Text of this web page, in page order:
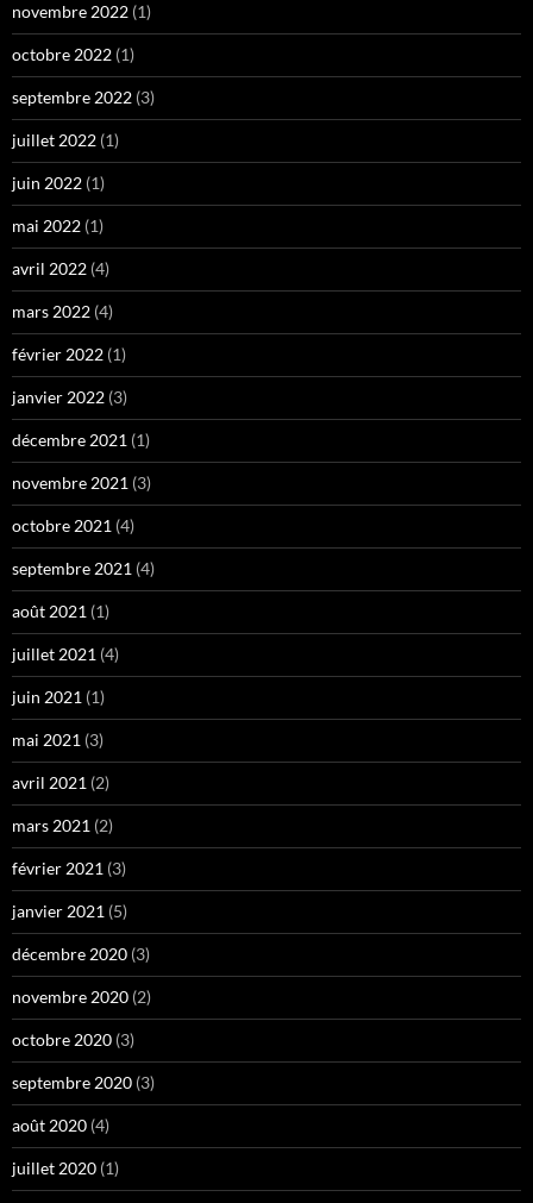
novembre 2022 (1)
octobre 2022 (1)
septembre 2022 (3)
juillet 2022 (1)
juin 2022 (1)
mai 2022 (1)
avril 2022 (4)
mars 2022 (4)
février 2022 (1)
janvier 2022 (3)
décembre 2021 (1)
novembre 2021 (3)
octobre 2021 (4)
septembre 2021 (4)
août 2021 (1)
juillet 2021 (4)
juin 2021 (1)
mai 2021 (3)
avril 2021 (2)
mars 2021 (2)
février 2021 (3)
janvier 2021 (5)
décembre 2020 (3)
novembre 2020 (2)
octobre 2020 (3)
septembre 2020 (3)
août 2020 (4)
juillet 2020 (1)